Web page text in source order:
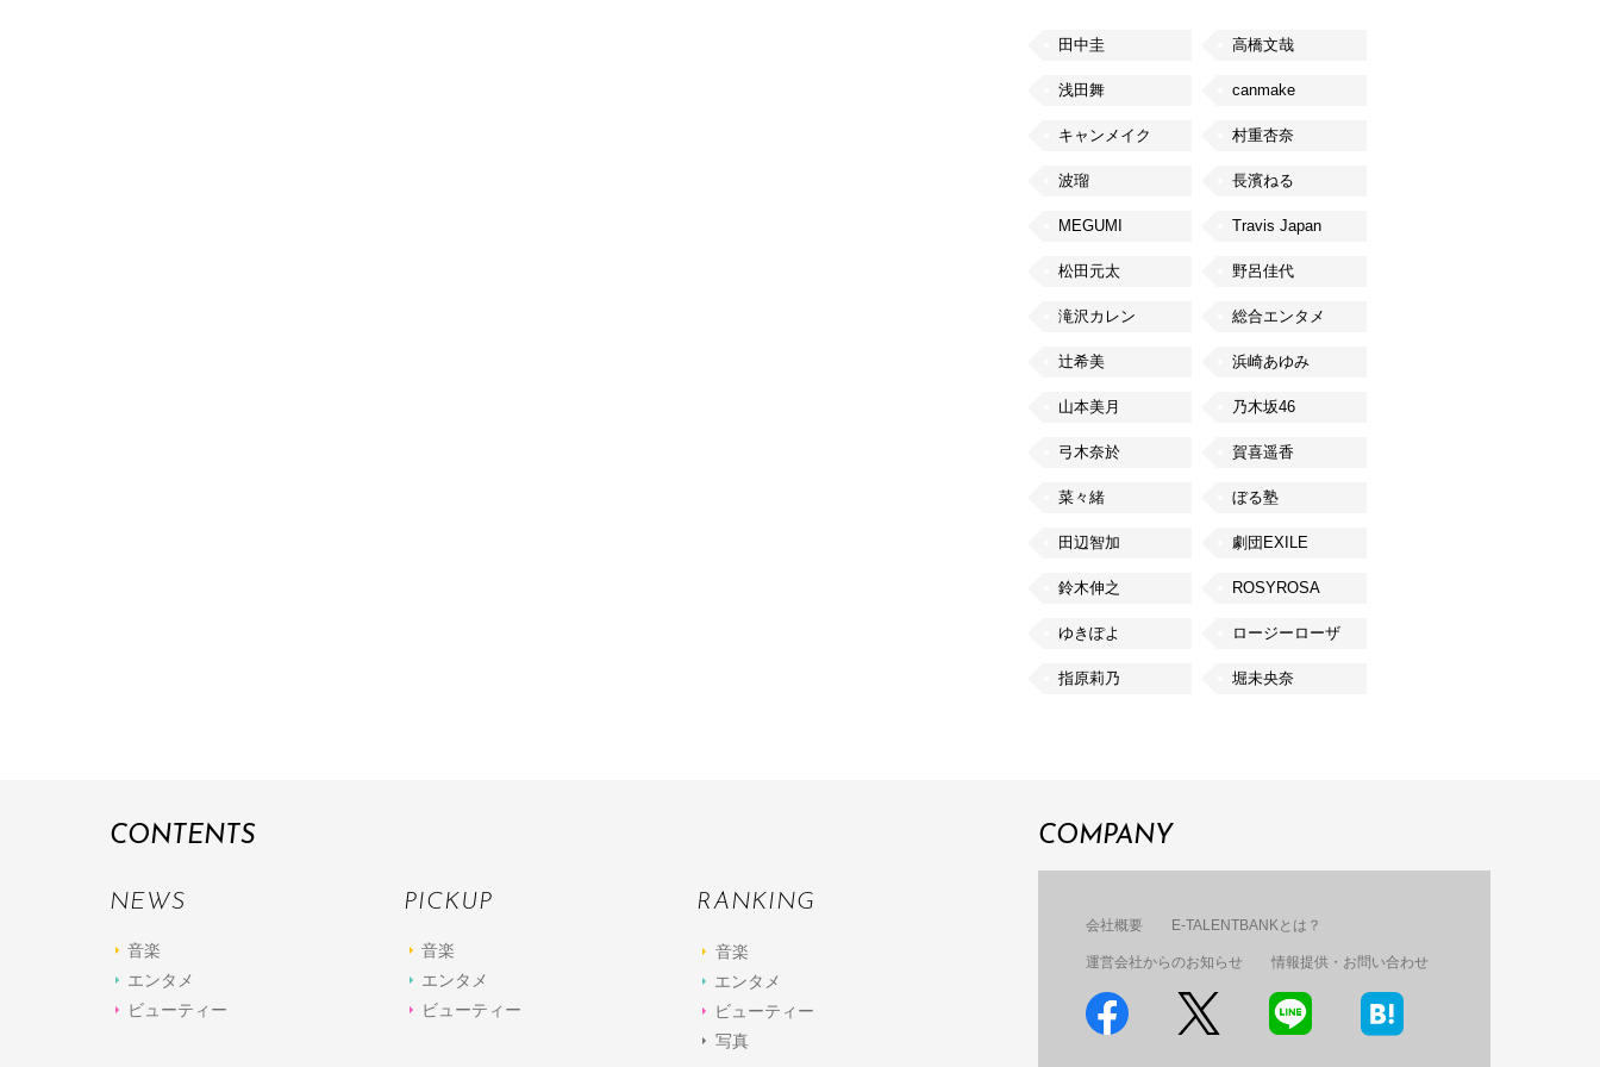
田中圭 高橋文哉
浅田舞 canmake
キャンメイク 村重杏奈
波瑠 長濱ねる
MEGUMI Travis Japan
松田元太 野呂佳代
滝沢カレン 総合エンタメ
辻希美 浜崎あゆみ
山本美月 乃木坂46
弓木奈於 賀喜遥香
菜々緒 ぼる塾
田辺智加 劇団EXILE
鈴木伸之 ROSYROSA
ゆきぽよ ロージーローザ
指原莉乃 堀未央奈
CONTENTS
NEWS
音楽
エンタメ
ビューティー
PICKUP
音楽
エンタメ
ビューティー
RANKING
音楽
エンタメ
ビューティー
写真
COMPANY
会社概要 E-TALENTBANKとは？
運営会社からのお知らせ 情報提供・お問い合わせ